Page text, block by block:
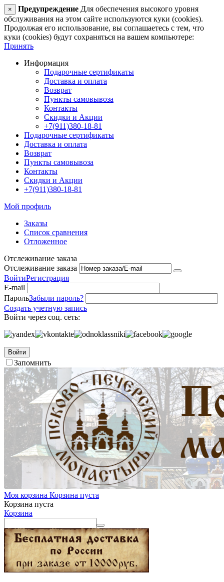
× Предупреждение Для обеспечения высокого уровня
обслуживания на этом сайте используются куки (cookies).
Продолжая его использование, вы соглашаетесь с тем, что
куки (cookies) будут сохраняться на вашем компьютере:
Принять
Информация
Подарочные сертификаты
Доставка и оплата
Возврат
Пункты самовывоза
Контакты
Скидки и Акции
+7(911)380-18-81
Подарочные сертификаты
Доставка и оплата
Возврат
Пункты самовывоза
Контакты
Скидки и Акции
+7(911)380-18-81
Мой профиль
Заказы
Список сравнения
Отложенное
Отслеживание заказа
Отслеживание заказа
ВойтиРегистрация
E-mail
ПарольЗабыли пароль?
Создать учетную запись
Войти через соц. сеть:
Войти
Запомнить
Моя корзина Корзина пуста
Корзина пуста
Корзина